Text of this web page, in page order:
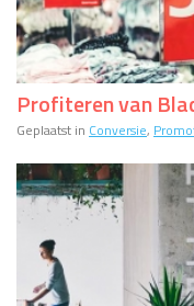
Profiteren van
Geplaatst in Conversie,